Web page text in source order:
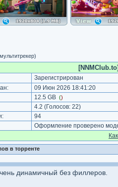
Зарегистрирован
09 Июн 2026 18:41:20
12.5 GB ()
4.2 (Голосов: 22)
94
Оформление проверено
в торренте
динамичный без филлеров.